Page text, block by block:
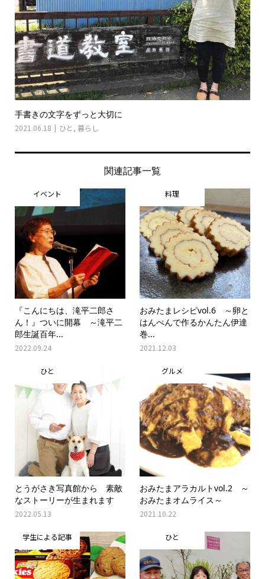
手書きの文字をずっと大切に
2021.06.18 ひと , 暮らし
関連記事一覧
イベント
『こんにちは、滝平二郎さ
ん！』ついに開幕 ～滝平二
郎生誕百年...
2022.09.24
料理
おみたまレシピvol.6 ～卵と
はんぺんで作るかんたん伊達
巻...
2021.12.03
ひと
とうがさき写真館から 素敵
なストーリーが生まれます
2022.05.13
グルメ
おみたまアラカルトvol.2 ～
おみたまオムライス～
2021.10.22
学生による記事 ひと